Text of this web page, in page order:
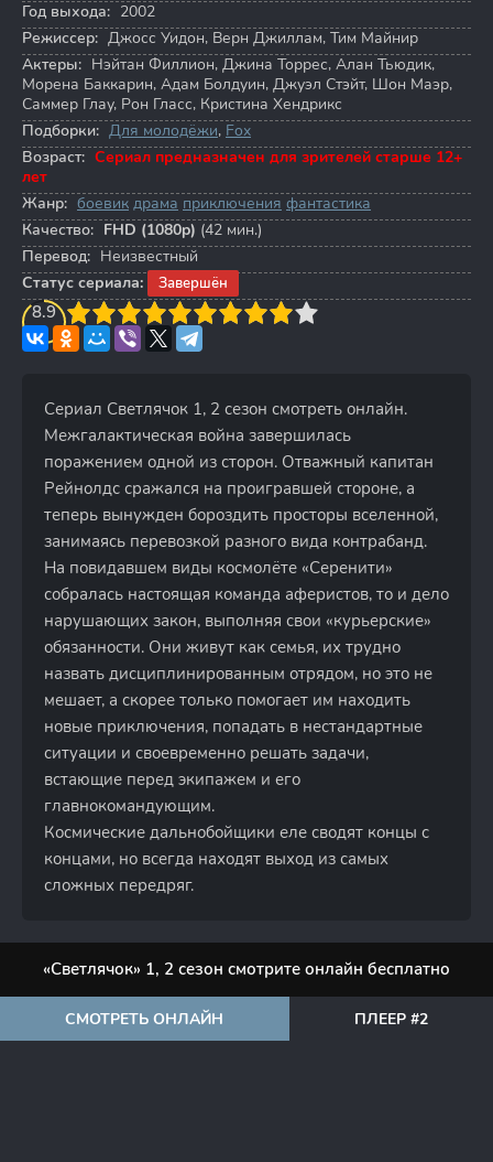
Год выхода: 2002
Режиссер: Джосс Уидон, Верн Джиллам, Тим Майнир
Актеры: Нэйтан Филлион, Джина Торрес, Алан Тьюдик,
Морена Баккарин, Адам Болдуин, Джуэл Стэйт, Шон Маэр,
Саммер Глау, Рон Гласс, Кристина Хендрикс
Подборки: Для молодёжи, Fox
Возраст: Сериал предназначен для зрителей старше 12+
лет
Жанр: боевик драма приключения фантастика
Качество: FHD (1080p) (42 мин.)
Перевод: Неизвестный
Статус сериала:
Завершён
8.9
4 5 6 7 8 9 10
Сериал Светлячок 1, 2 сезон смотреть онлайн.
Межгалактическая война завершилась
поражением одной из сторон. Отважный капитан
Рейнолдс сражался на проигравшей стороне, а
теперь вынужден бороздить просторы вселенной,
занимаясь перевозкой разного вида контрабанд.
На повидавшем виды космолёте «Серенити»
собралась настоящая команда аферистов, то и дело
нарушающих закон, выполняя свои «курьерские»
обязанности. Они живут как семья, их трудно
назвать дисциплинированным отрядом, но это не
мешает, а скорее только помогает им находить
новые приключения, попадать в нестандартные
ситуации и своевременно решать задачи,
встающие перед экипажем и его
главнокомандующим.
Космические дальнобойщики еле сводят концы с
концами, но всегда находят выход из самых
сложных передряг.
«Светлячок» 1, 2 сезон смотрите онлайн бесплатно
СМОТРЕТЬ ОНЛАЙН ПЛЕЕР #2